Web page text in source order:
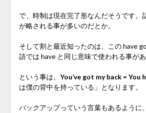
で、時制は現在完了形なんだそうです。
が略される事が多いのだとか。
そして割と最近知ったのは、この have
語では have と同じ意味で使われる事があ
という事は、 You’ve got my back = You
は僕の背中を持っている」となります。
バックアップっていう言葉もあるように